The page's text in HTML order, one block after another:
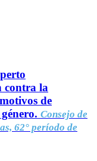
contra la
de
Consejo de
62° período de